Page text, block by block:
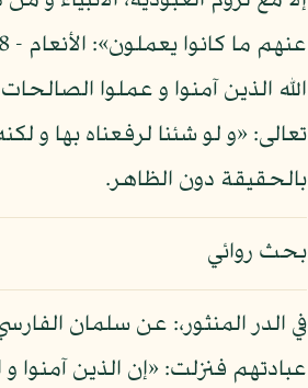
بالحقيقة دون الظاهر.
بحث روائي
في الدر المنثور،: عن سلمان
عبادتهم فنزلت: «إن الذين آمنوا